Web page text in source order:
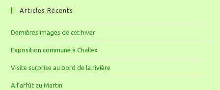
Articles Récents
Dernières images de cet hiver
Exposition commune à Challex
Visite surprise au bord de la rivière
A l’affût au Martin